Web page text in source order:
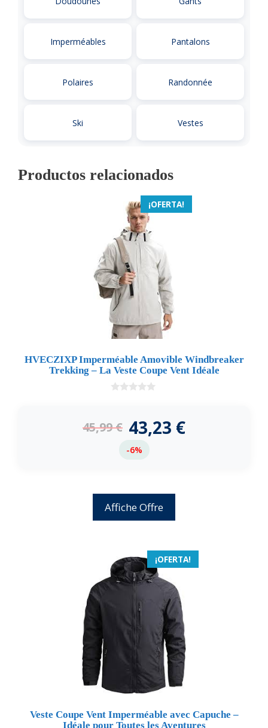
Imperméables Pantalons
Polaires Randonnée
Ski Vestes
Productos relacionados
¡OFERTA!
HVECZIXP Imperméable Amovible Windbreaker
Trekking – La Veste Coupe Vent Idéale
5
45,99€ 43,23 €
-6%
Affiche Offre
¡OFERTA!
Veste Coupe Vent Imperméable avec Capuche –
Idéale pour Toutes les Aventures